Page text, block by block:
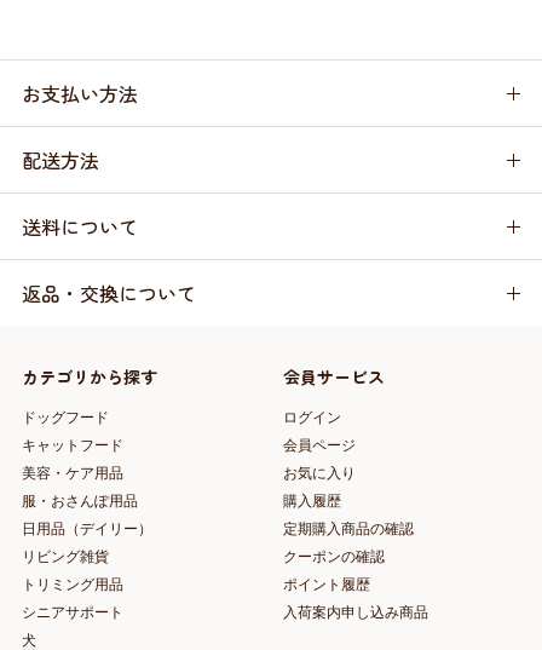
お支払い方法
配送方法
送料について
返品・交換について
カテゴリから探す
ドッグフード
キャットフード
美容・ケア用品
服・おさんぽ用品
日用品（デイリー）
リビング雑貨
トリミング用品
シニアサポート
犬
会員サービス
ログイン
会員ページ
お気に入り
購入履歴
定期購入商品の確認
クーポンの確認
ポイント履歴
入荷案内申し込み商品